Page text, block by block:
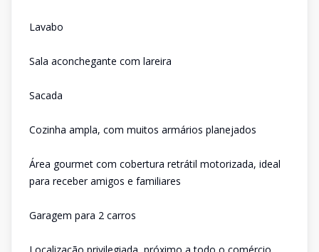
Lavabo
Sala aconchegante com lareira
Sacada
Cozinha ampla, com muitos armários planejados
Área gourmet com cobertura retrátil motorizada, ideal
para receber amigos e familiares
Garagem para 2 carros